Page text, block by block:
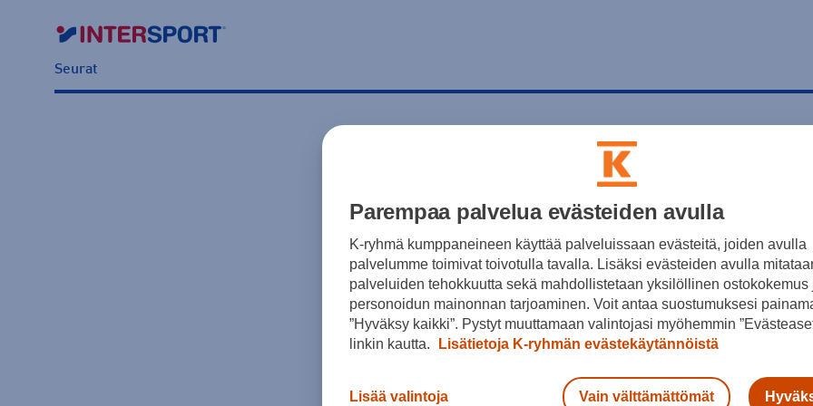
Seurat
Parempaa palvelua evästeiden avulla
K-ryhmä kumppaneineen käyttää palveluissaan evästeitä, joiden avulla
palvelumme toimivat toivotulla tavalla. Lisäksi evästeiden avulla
palveluiden tehokkuutta sekä mahdollistetaan yksilöllinen ostokokemus
personoidun mainonnan tarjoaminen. Voit antaa suostumuksesi
”Hyväksy kaikki”. Pystyt muuttamaan valintojasi myöhemmin
linkin kautta.
Lisätietoja K-ryhmän evästekäytännöistä
Lisää valintoja Vain välttämättömät